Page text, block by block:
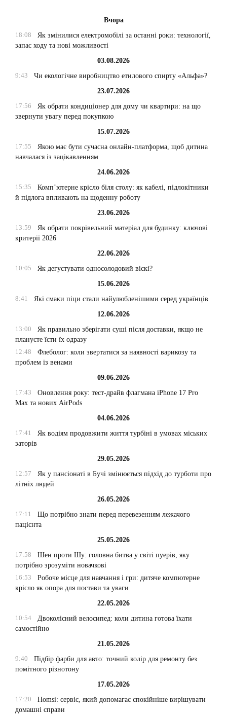
Вчора
18:08
Як змінилися електромобілі за останні роки: технології,
запас ходу та нові можливості
03.08.2026
9:43
Чи екологічне виробництво етилового спирту «Альфа»?
23.07.2026
17:56
Як обрати кондиціонер для дому чи квартири: на що
звернути увагу перед покупкою
15.07.2026
17:55
Якою має бути сучасна онлайн-платформа, щоб дитина
навчалася із зацікавленням
24.06.2026
15:35
Комп’ютерне крісло біля столу: як кабелі, підлокітники
й підлога впливають на щоденну роботу
23.06.2026
13:59
Як обрати покрівельний матеріал для будинку: ключові
критерії 2026
22.06.2026
10:05
Як дегустувати односолодовий віскі?
15.06.2026
8:41
Які смаки піци стали найулюбленішими серед українців
12.06.2026
13:00
Як правильно зберігати суші після доставки, якщо не
плануєте їсти їх одразу
12:48
Флеболог: коли звертатися за наявності варикозу та
проблем із венами
09.06.2026
17:43
Оновлення року: тест-драйв флагмана iPhone 17 Pro
Max та нових AirPods
04.06.2026
17:41
Як водіям продовжити життя турбіні в умовах міських
заторів
29.05.2026
12:57
Як у пансіонаті в Бучі змінюється підхід до турботи про
літніх людей
26.05.2026
17:11
Що потрібно знати перед перевезенням лежачого
пацієнта
25.05.2026
17:58
Шен проти Шу: головна битва у світі пуерів, яку
потрібно зрозуміти новачкові
16:53
Робоче місце для навчання і гри: дитяче компютерне
крісло як опора для постави та уваги
22.05.2026
10:54
Двоколісний велосипед: коли дитина готова їхати
самостійно
21.05.2026
9:40
Підбір фарби для авто: точний колір для ремонту без
помітного різнотону
17.05.2026
17:20
Homsi: сервіс, який допомагає спокійніше вирішувати
домашні справи